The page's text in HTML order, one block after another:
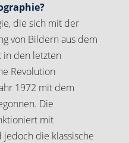
die sich mit der
von Bildern aus dem
in den letzten
Revolution
1972 mit dem
Die
mit
jedoch die klassische